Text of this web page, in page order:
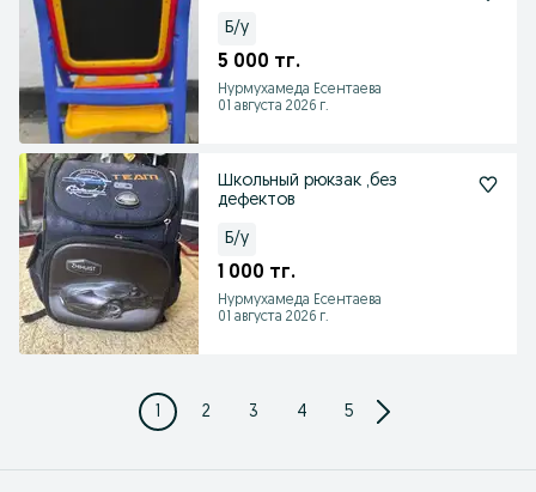
Б/у
5 000 тг.
Нурмухамеда Есентаева
01 августа 2026 г.
Школьный рюкзак ,без
дефектов
Б/у
1 000 тг.
Нурмухамеда Есентаева
01 августа 2026 г.
1 2 3 4 5